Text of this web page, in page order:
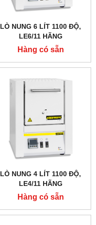
LÒ NUNG 6 LÍT 1100 ĐỘ,
LE6/11 HÃNG
NABERTHERM - ĐỨC
Hàng có sẵn
LÒ NUNG 4 LÍT 1100 ĐỘ,
LE4/11 HÃNG
NABERTHERM - ĐỨC
Hàng có sẵn